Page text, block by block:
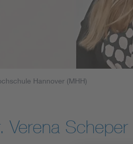
Hannover (MHH)
Verena Scheper